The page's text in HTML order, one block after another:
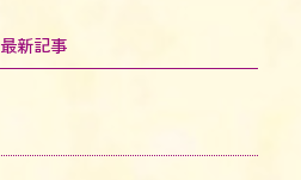
最新記事